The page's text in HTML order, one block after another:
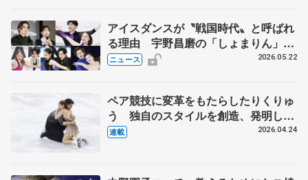
アイスダンスが〝戦国時代〟と呼ばれ
る理由 宇野昌磨の「しょまりん」ら
実力者が相次いで参戦 国内の競争激
ニュース 2026.05.22
ペア競技に変革をもたらしたりくりゅ
う 独自のスタイルを創造、発明した
【引退発表後②】
連載 2026.04.24